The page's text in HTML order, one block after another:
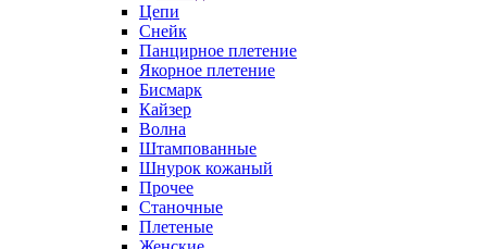
Цепи
Снейк
Панцирное плетение
Якорное плетение
Бисмарк
Кайзер
Волна
Штампованные
Шнурок кожаный
Прочее
Станочные
Плетеные